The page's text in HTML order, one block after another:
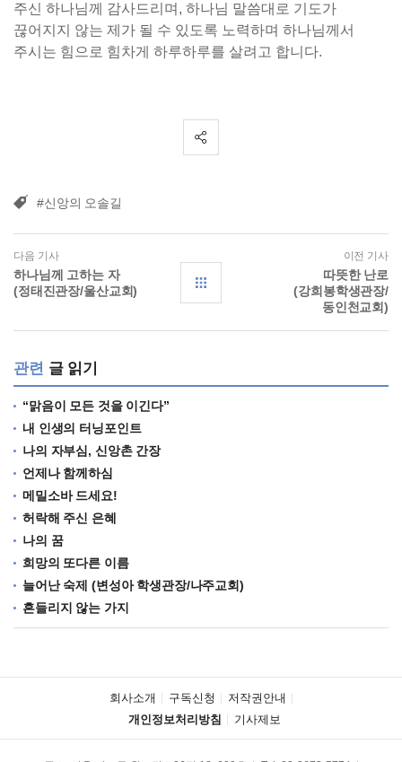
주신 하나님께 감사드리며, 하나님 말씀대로 기도가
끊어지지 않는 제가 될 수 있도록 노력하며 하나님께서
주시는 힘으로 힘차게 하루하루를 살려고 합니다.
#신앙의 오솔길
다음 기사
하나님께 고하는 자
(정태진관장/울산교회)
이전 기사
따뜻한 난로
(강희봉학생관장/
동인천교회)
관련 글 읽기
“맑음이 모든 것을 이긴다”
내 인생의 터닝포인트
나의 자부심, 신앙촌 간장
언제나 함께하심
메밀소바 드세요!
허락해 주신 은혜
나의 꿈
희망의 또다른 이름
늘어난 숙제 (변성아 학생관장/나주교회)
흔들리지 않는 가지
회사소개 구독신청
저작권안내
개인정보처리방침
기사제보